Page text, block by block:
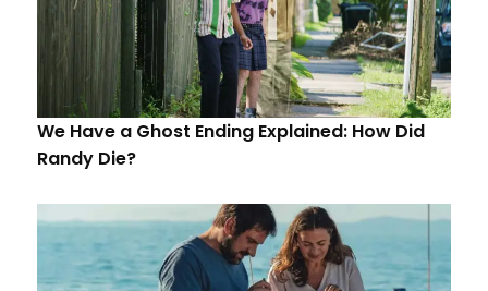
We Have a Ghost Ending Explained: How Did
Randy Die?